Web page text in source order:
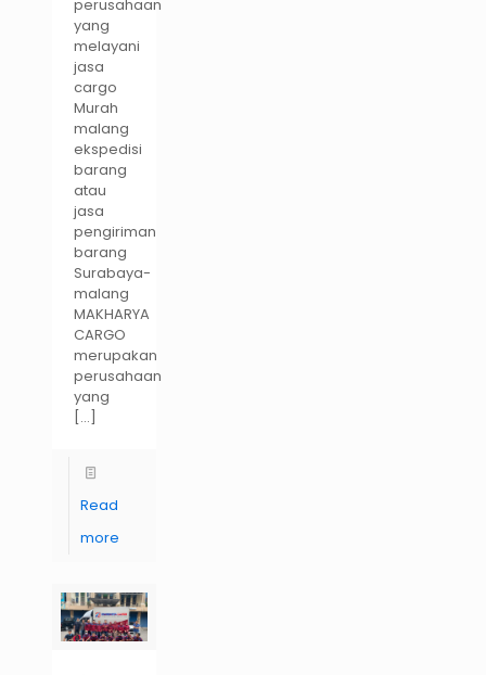
perusahaan
yang
melayani
jasa
cargo
Murah
malang
ekspedisi
barang
atau
jasa
pengiriman
barang
Surabaya-
malang
MAKHARYA
CARGO
merupakan
perusahaan
yang
[…]
Read
more